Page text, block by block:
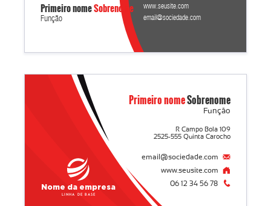
Função
Primeiro nomeSobrenome
email@sociedade.com
www.seusite.com
06 12 34 56 78
www.seusite.com
email@sociedade.com
Função
R Campo Bola 109
2525-555 Quinta Carocho
Primeiro nomeSobrenome
Nome da empresa
Linha de base